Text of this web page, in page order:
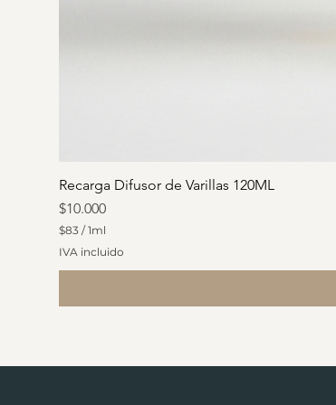
Recarga Difusor de Varillas 120ML
Precio
$10.000
$83 /1ml
$
8
3
IVA incluido